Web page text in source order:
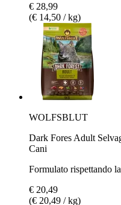
€ 28,99
(€ 14,50 / kg)
WOLFSBLUT
Dark Fores Adult
Cani
Formulato rispettando
€ 20,49
(€ 20,49 / kg)